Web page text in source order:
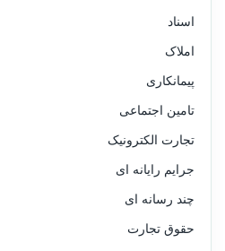
اسناد
املاک
پیمانکاری
تامین اجتماعی
تجارت الکترونیک
جرایم رایانه ای
چند رسانه ای
حقوق تجارت